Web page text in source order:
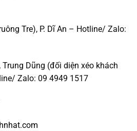
Tre), P. Dĩ An – Hotline/ Zalo:
Dũng (đối diện xéo khách
Zalo: 09 4949 1517